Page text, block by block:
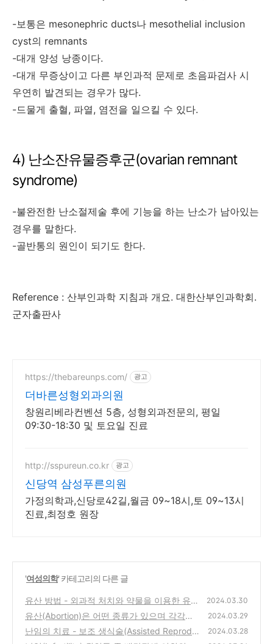
-보통은 mesonephric ducts나 mesothelial inclusion
cyst의 remnants
-대개 양성 낭종이다.
-대개 무증상이고 다른 부인과적 문제로 초음파검사 시
우연히 발견되는 경우가 많다.
-드물게 출혈, 파열, 염전을 일으킬 수 있다.
4) 난소잔유물증후군(ovarian remnant
syndrome)
-불완전한 난소절제술 후에 기능을 하는 난소가 남아있는
경우를 말한다.
-골반통의 원인이 되기도 한다.
Reference : 산부인과학 지침과 개요. 대한산부인과학회.
군자출판사
https://thebareunps.com/ 광고
더바른성형외과의원
창원리베라컨벤션 5층, 성형외과전문의, 평일
09:30-18:30 및 토요일 진료
http://sspureun.co.kr 광고
신당역 삼성푸른의원
가정의학과,신당로42길,월금 09~18시,토 09~13시
진료,최정호 원장
'여성의학' 카테고리의 다른 글
유산 방법 - 외과적 처치와 약물을 이용한 유산
(Medical abortion)
(0)
2024.03.30
유산(Abortion)은 어떤 종류가 있으며 각각의
정의는 어떻게 될까?
(0)
2024.03.29
난임의 치료 - 보조 생식술(Assisted Reprodu
2024.03.28